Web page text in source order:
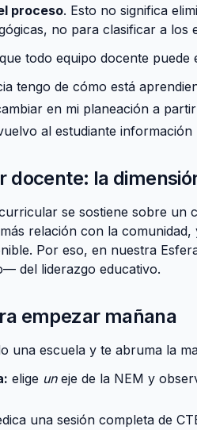
proceso. Esto no significa
no para clasificar a los
todo equipo docente puede
tengo de cómo está
en mi planeación a
al estudiante
docente: la
se sostiene sobre un
relación con la
Por eso, en nuestra
del liderazgo educativo.
empezar mañana
una escuela y te abruma la
elige uneje de la NEM y
una sesión completa de